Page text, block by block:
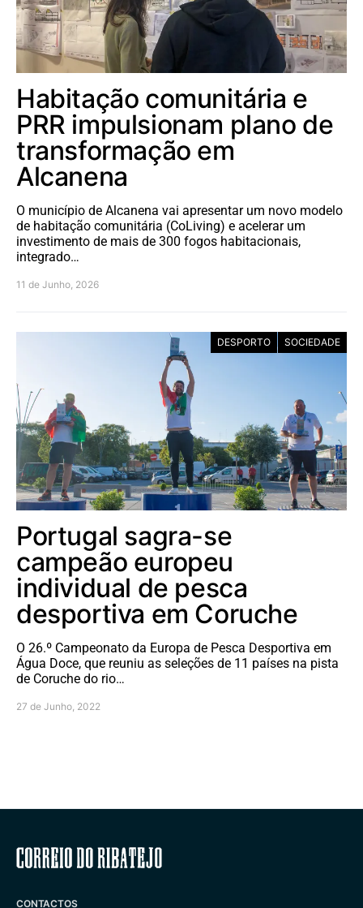
Habitação comunitária e
PRR impulsionam plano de
transformação em
Alcanena
O município de Alcanena vai apresentar um novo modelo
de habitação comunitária (CoLiving) e acelerar um
investimento de mais de 300 fogos habitacionais,
integrado…
11 de Junho, 2026
DESPORTO SOCIEDADE
Portugal sagra-se
campeão europeu
individual de pesca
desportiva em Coruche
O 26.º Campeonato da Europa de Pesca Desportiva em
Água Doce, que reuniu as seleções de 11 países na pista
de Coruche do rio…
27 de Junho, 2022
Correio do Ribatejo
CONTACTOS